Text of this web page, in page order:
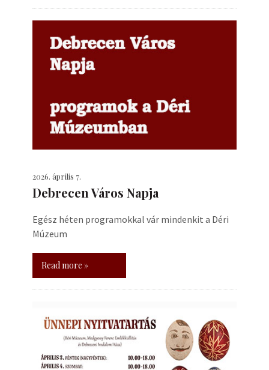
2026. április 7.
Debrecen Város Napja
Egész héten programokkal vár mindenkit a Déri
Múzeum
Read more »